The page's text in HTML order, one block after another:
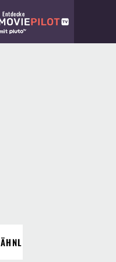
Entdecke
ÄHNLICHE FILME